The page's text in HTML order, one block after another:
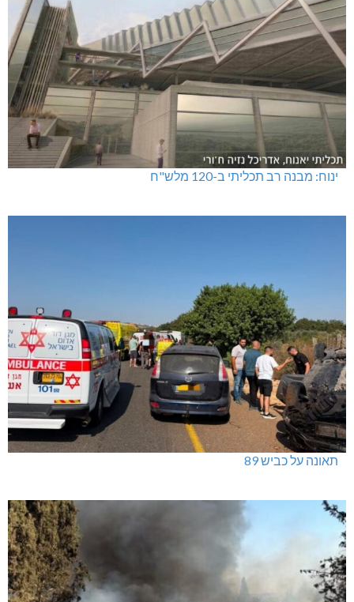
ינוח: מבנה רב תכליתי ב-120 מלש"ח
תאונה על כביש 89